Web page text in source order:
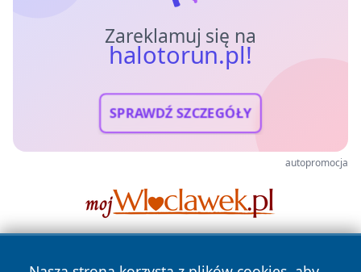
Zareklamuj się na
halotorun.pl!
SPRAWDŹ SZCZEGÓŁY
autopromocja